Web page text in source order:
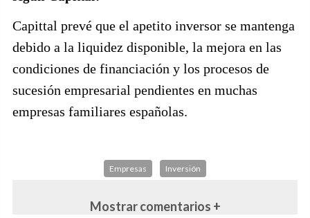
Capittal prevé que el apetito inversor se mantenga
debido a la liquidez disponible, la mejora en las
condiciones de financiación y los procesos de
sucesión empresarial pendientes en muchas
empresas familiares españolas.
Empresas Inversión
Mostrar comentarios +